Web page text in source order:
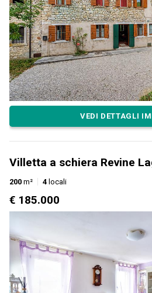
VEDI DETTAGLI
Villetta a schiera Revine
200 m² 4 locali
€ 185.000